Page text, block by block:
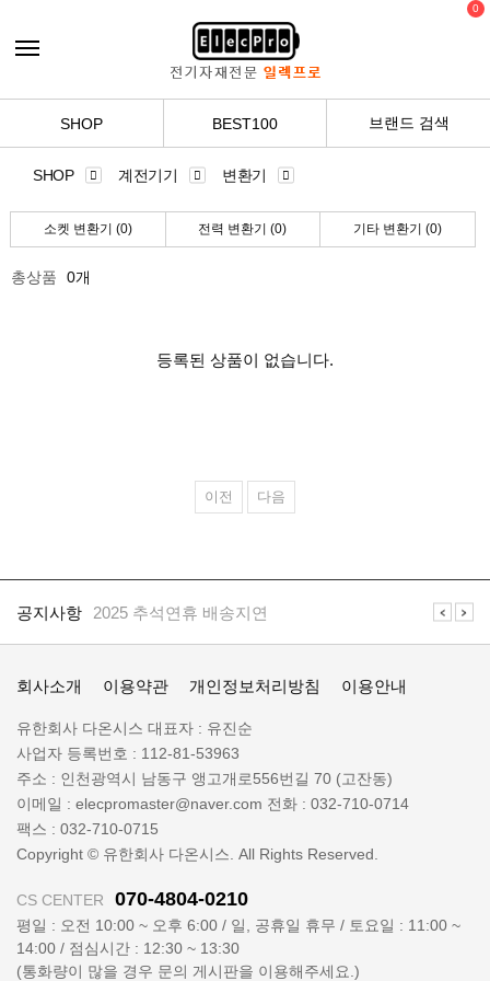
0
SHOP BEST100 브랜드 검색
SHOP 계전기기 변환기
소켓 변환기 (0) 전력 변환기 (0) 기타 변환기 (0)
총상품 0개
등록된 상품이 없습니다.
이전 다음
지
2025 추석연휴 배송지연
공지사항 2025 추석연휴 배송지연
공지사항 일렉프로는 수배전반 전기자재 전문 쇼핑몰 입니다
렉
로
정
회사소개 이용약관 개인정보처리방침 이용안내
회
사
명
:
유한회사 다온시스 대표자 : 유진순
사업자 등록번호 : 112-81-53963
주소 : 인천광역시 남동구 앵고개로556번길 70 (고잔동)
이메일 : elecpromaster@naver.com 전화 : 032-710-0714
팩스 : 032-710-0715
Copyright © 유한회사 다온시스. All Rights Reserved.
CS CENTER 070-4804-0210
평일 : 오전 10:00 ~ 오후 6:00 / 일, 공휴일 휴무 / 토요일 : 11:00 ~
14:00 / 점심시간 : 12:30 ~ 13:30
(통화량이 많을 경우 문의 게시판을 이용해주세요.)